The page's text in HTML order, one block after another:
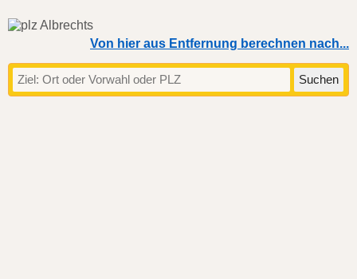
Von hier aus Entfernung berechnen nach...